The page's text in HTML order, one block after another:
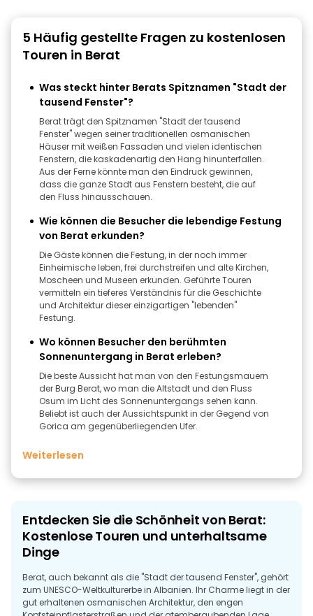
5 Häufig gestellte Fragen zu kostenlosen
Touren in Berat
Was steckt hinter Berats Spitznamen "Stadt der
tausend Fenster"?
Berat trägt den Spitznamen "Stadt der tausend
Fenster" wegen seiner traditionellen osmanischen
Häuser mit weißen Fassaden und vielen identischen
Fenstern, die kaskadenartig den Hang hinunterfallen.
Aus der Ferne könnte man den Eindruck gewinnen,
dass die ganze Stadt aus Fenstern besteht, die auf
den Fluss hinausschauen.
Wie können die Besucher die lebendige Festung
von Berat erkunden?
Die Gäste können die Festung, in der noch immer
Einheimische leben, frei durchstreifen und alte Kirchen,
Moscheen und Museen erkunden. Geführte Touren
vermitteln ein tieferes Verständnis für die Geschichte
und Architektur dieser einzigartigen "lebenden"
Festung.
Wo können Besucher den berühmten
Sonnenuntergang in Berat erleben?
Die beste Aussicht hat man von den Festungsmauern
der Burg Berat, wo man die Altstadt und den Fluss
Osum im Licht des Sonnenuntergangs sehen kann.
Beliebt ist auch der Aussichtspunkt in der Gegend von
Gorica am gegenüberliegenden Ufer.
Weiterlesen
Entdecken Sie die Schönheit von Berat:
Kostenlose Touren und unterhaltsame
Dinge
Berat, auch bekannt als die "Stadt der tausend Fenster", gehört
zum UNESCO-Weltkulturerbe in Albanien. Ihr Charme liegt in der
gut erhaltenen osmanischen Architektur, den engen